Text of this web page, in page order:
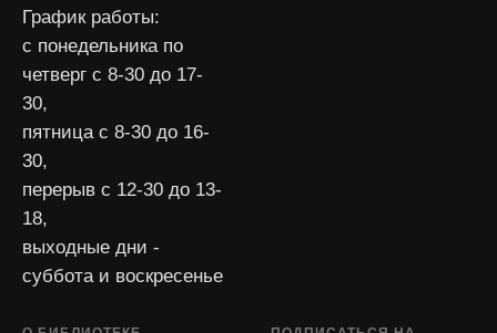
График работы:
с понедельника по
четверг с 8-30 до 17-
30,
пятница с 8-30 до 16-
30,
перерыв с 12-30 до 13-
18,
выходные дни -
суббота и воскресенье